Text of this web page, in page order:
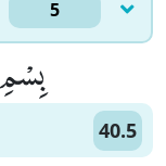
5
40.5